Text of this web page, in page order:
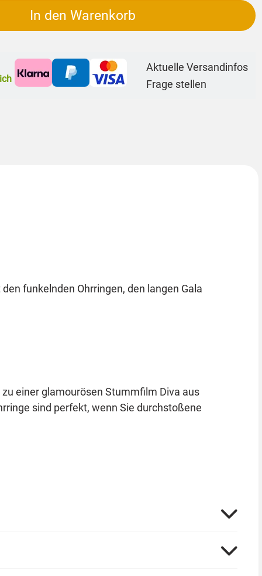
In den Warenkorb
Aktuelle Versandinfos
Frage stellen
funkelnden Ohrringen, den langen Gala
einer glamourösen Stummfilm Diva aus
sind perfekt, wenn Sie durchstoßene